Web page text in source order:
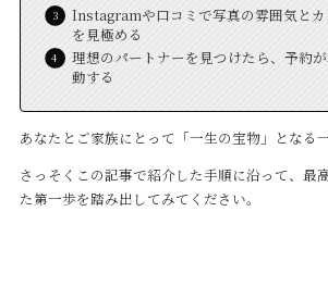
Instagramや口コミで写真の雰囲気と
を見極める
理想のパートナーを見つけたら、予約
動する
あなたとご家族にとって「一生の宝物」となる一
さっそくこの記事で紹介した手順に沿って、最
た第一歩を踏み出してみてください。